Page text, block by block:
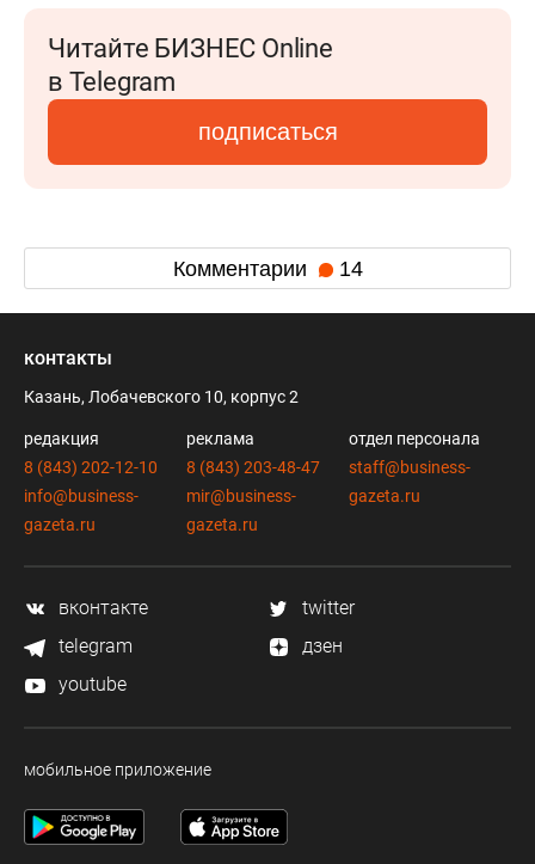
Читайте БИЗНЕС Online
в Telegram
подписаться
Комментарии 14
контакты
Казань, Лобачевского 10, корпус 2
редакция
8 (843) 202-12-10
info@business-
gazeta.ru
реклама
8 (843) 203-48-47
mir@business-
gazeta.ru
отдел персонала
staff@business-
gazeta.ru
вконтакте
twitter
telegram
дзен
youtube
мобильное приложение